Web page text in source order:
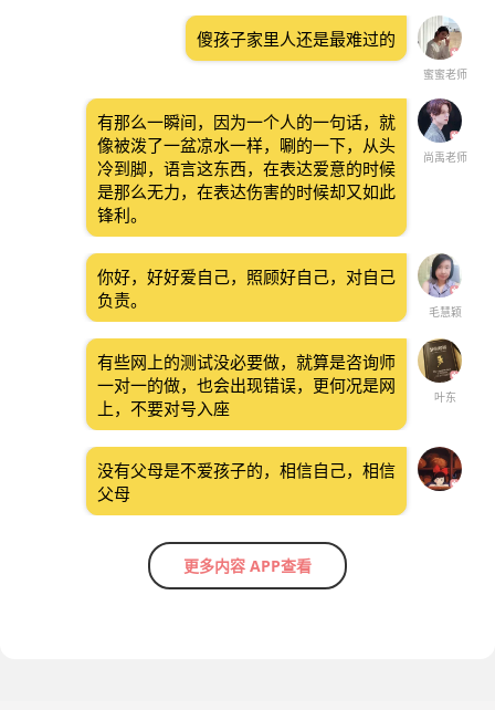
蜜蜜老师
傻孩子家里人还是最难过的
尚禹老师
有那么一瞬间，因为一个人的一句话，就
像被泼了一盆凉水一样，唰的一下，从头
冷到脚，语言这东西，在表达爱意的时候
是那么无力，在表达伤害的时候却又如此
锋利。
毛慧颖
你好，好好爱自己，照顾好自己，对自己
负责。
叶东
有些网上的测试没必要做，就算是咨询师
一对一的做，也会出现错误，更何况是网
上，不要对号入座
没有父母是不爱孩子的，相信自己，相信
父母
更多内容 APP查看